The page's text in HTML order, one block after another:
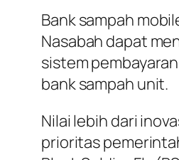
Bank sampah
Nasabah dapat
sistem
bank sampah unit.
Nilai lebih dari
prioritas